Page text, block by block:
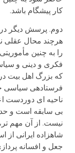
کار پیشگام باشد.
دوم. پرسش دیگر
هرچند محال عقلی
را به چنین
فکری و دینی و
که بزرگ اهل بیت در
فرستاده­ی سیاسی
ناحیه ای دوردست
بی سابقه است و
نیست. از آن مهم
شاهزاده ایرانی
جعل و افسانه